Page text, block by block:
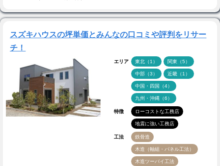
スズキハウスの坪単価とみんなの口コミや評判をリサー
チ！
エリア 東北（1） 関東（5）
中部（3） 近畿（1）
中国・四国（4）
九州・沖縄（6）
特徴 ローコストな工務店
地震に強い工務店
工法 鉄骨造
木造（軸組・パネル工法）
木造ツーバイ工法